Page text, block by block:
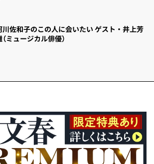
川佐和子のこの人に会いたい ゲスト・井上芳
（ミュージカル俳優）